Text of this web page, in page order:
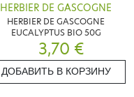
HERBIER DE GASCOGNE
HERBIER DE GASCOGNE
EUCALYPTUS BIO 50G
3,70 €
ДОБАВИТЬ В КОРЗИНУ